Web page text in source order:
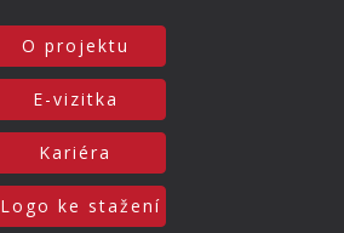
O projektu
E-vizitka
Kariéra
Logo ke stažení